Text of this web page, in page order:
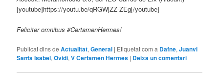
[youtube]https://youtu.be/qRGWjZZ-ZEg[/youtube]
Feliciter omnibus #CertamenHermes!
Publicat dins de Actualitat,General | Etiquetat com a Dafne,Juanvi
Santa Isabel,Ovidi,V Certamen Hermes | Deixa un comentari